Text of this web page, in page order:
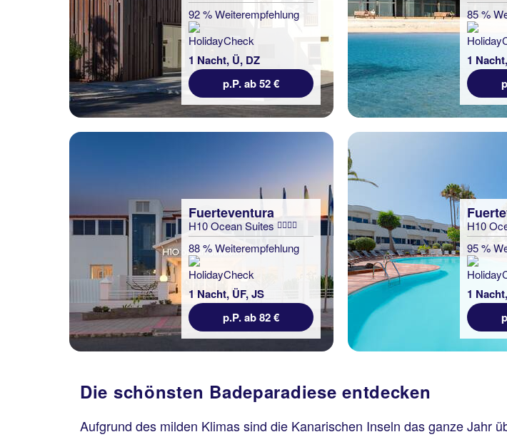
92 % Weiterempfehlung
1 Nacht, Ü, DZ
p.P. ab 52 €
85 %
1
Fuerteventura
H10 Ocean Suites
88 % Weiterempfehlung
1 Nacht, ÜF, JS
p.P. ab 82 €
H10
95 %
1
Die schönsten Badeparadiese entdecken
Aufgrund des milden Klimas sind die Kanarischen Inseln das ganze Jahr